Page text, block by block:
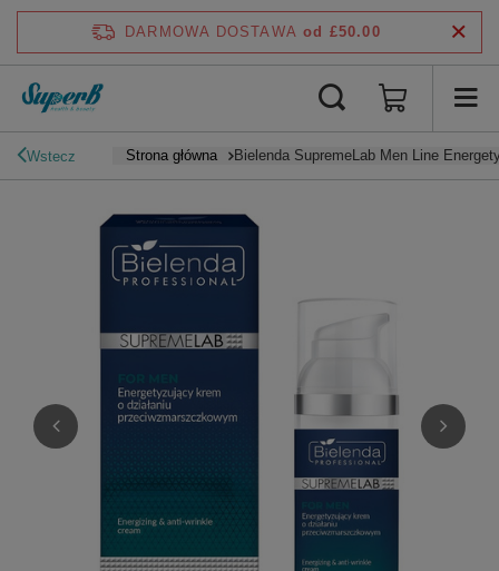
DARMOWA DOSTAWA od £50.00
Wstecz Strona główna Bielenda SupremeLab Men Line